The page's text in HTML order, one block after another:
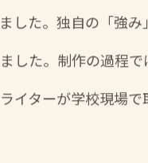
した。独自の「強
した。制作の過程
イターが学校現場